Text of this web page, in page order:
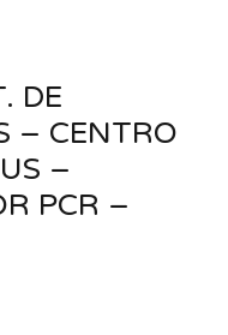
DE
– CENTRO
–
PCR –